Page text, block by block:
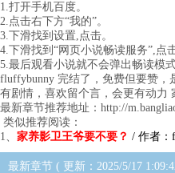
1.打开手机百度。
2.点击右下方“我的”。
3.下滑找到设置,点击。
4.下滑找到“网页小说畅读服务”,点
5.最后观看小说就不会弹出畅读模式
fluffybunny 完结了，免费但要赞
有剧情，喜欢留个言，会更有动力
最新章节推荐地址：http://
类似推荐阅读：
1、 家养影卫王爷要不要？ / 作者：
最新章节 ( 更新：2025/5/17